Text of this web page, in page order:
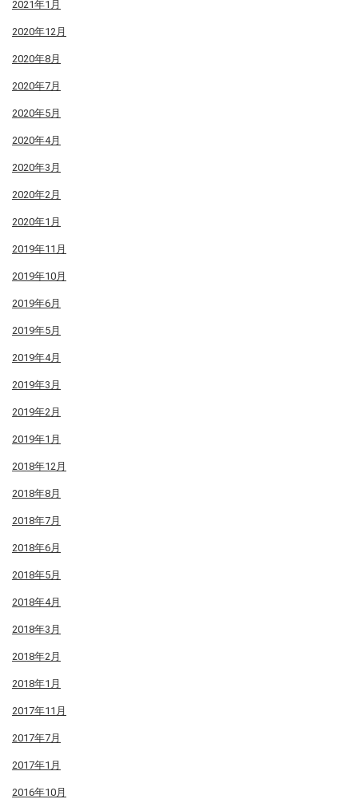
2021年1月
2020年12月
2020年8月
2020年7月
2020年5月
2020年4月
2020年3月
2020年2月
2020年1月
2019年11月
2019年10月
2019年6月
2019年5月
2019年4月
2019年3月
2019年2月
2019年1月
2018年12月
2018年8月
2018年7月
2018年6月
2018年5月
2018年4月
2018年3月
2018年2月
2018年1月
2017年11月
2017年7月
2017年1月
2016年10月